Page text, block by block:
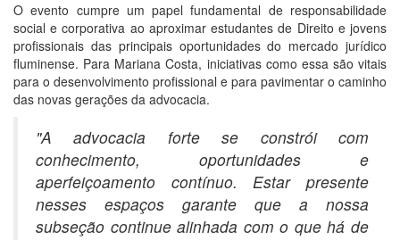
O evento cumpre um papel fundamental de responsabilidade
social e corporativa ao aproximar estudantes de Direito e jovens
profissionais das principais oportunidades do mercado jurídico
fluminense. Para Mariana Costa, iniciativas como essa são vitais
para o desenvolvimento profissional e para pavimentar o caminho
das novas gerações da advocacia.
"A advocacia forte se constrói com
conhecimento, oportunidades e
aperfeiçoamento contínuo. Estar presente
nesses espaços garante que a nossa
subseção continue alinhada com o que há de